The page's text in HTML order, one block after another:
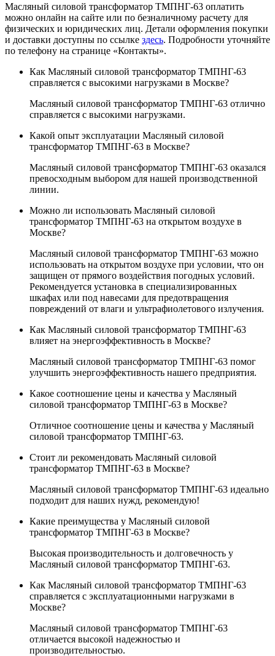
Масляный силовой трансформатор ТМПНГ-63 оплатить
можно онлайн на сайте или по безналичному расчету для
физических и юридических лиц. Детали оформления покупки
и доставки доступны по ссылке здесь. Подробности уточняйте
по телефону на странице «Контакты».
Как Масляный силовой трансформатор ТМПНГ-63
справляется с высокими нагрузками в Москве?
Масляный силовой трансформатор ТМПНГ-63 отлично
справляется с высокими нагрузками.
Какой опыт эксплуатации Масляный силовой
трансформатор ТМПНГ-63 в Москве?
Масляный силовой трансформатор ТМПНГ-63 оказался
превосходным выбором для нашей производственной
линии.
Можно ли использовать Масляный силовой
трансформатор ТМПНГ-63 на открытом воздухе в
Москве?
Масляный силовой трансформатор ТМПНГ-63 можно
использовать на открытом воздухе при условии, что он
защищен от прямого воздействия погодных условий.
Рекомендуется установка в специализированных
шкафах или под навесами для предотвращения
повреждений от влаги и ультрафиолетового излучения.
Как Масляный силовой трансформатор ТМПНГ-63
влияет на энергоэффективность в Москве?
Масляный силовой трансформатор ТМПНГ-63 помог
улучшить энергоэффективность нашего предприятия.
Какое соотношение цены и качества у Масляный
силовой трансформатор ТМПНГ-63 в Москве?
Отличное соотношение цены и качества у Масляный
силовой трансформатор ТМПНГ-63.
Стоит ли рекомендовать Масляный силовой
трансформатор ТМПНГ-63 в Москве?
Масляный силовой трансформатор ТМПНГ-63 идеально
подходит для наших нужд, рекомендую!
Какие преимущества у Масляный силовой
трансформатор ТМПНГ-63 в Москве?
Высокая производительность и долговечность у
Масляный силовой трансформатор ТМПНГ-63.
Как Масляный силовой трансформатор ТМПНГ-63
справляется с эксплуатационными нагрузками в
Москве?
Масляный силовой трансформатор ТМПНГ-63
отличается высокой надежностью и
производительностью.